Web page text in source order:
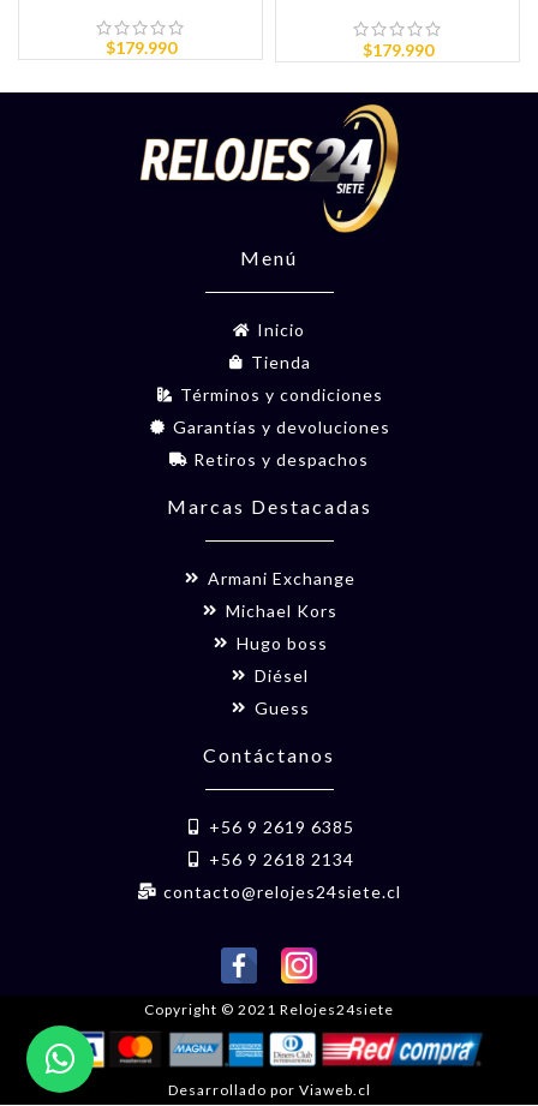
$179.990 $179.990
Menú
Inicio
Tienda
Términos y condiciones
Garantías y devoluciones
Retiros y despachos
Marcas Destacadas
Armani Exchange
Michael Kors
Hugo boss
Diésel
Guess
Contáctanos
+56 9 2619 6385
+56 9 2618 2134
contacto@relojes24siete.cl
Copyright © 2021 Relojes24siete
Desarrollado por Viaweb.cl